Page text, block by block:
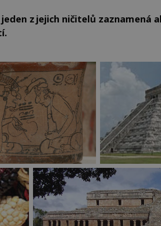
z jejich ničitelů zaznamená